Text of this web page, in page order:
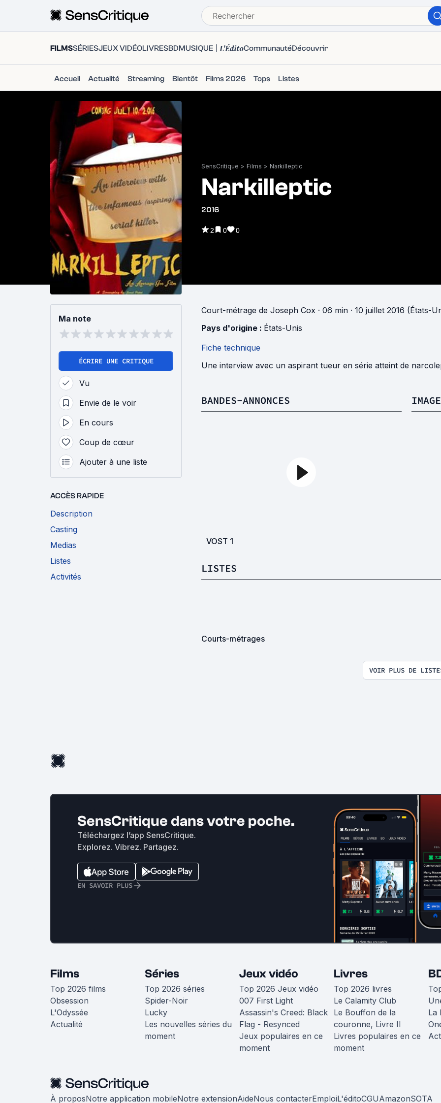
FILMSSÉRIESJEUX VIDÉOLIVRESBDMUSIQUE L'ÉditoCommunautéDécouvrir
Accueil Actualité Streaming Bientôt Films 2026 Tops Listes
SensCritique > Films > Narkilleptic
Narkilleptic
2016
2 0 0
Ma note
ÉCRIRE UNE CRITIQUE
Vu
Envie de le voir
En cours
Coup de cœur
Ajouter à une liste
ACCÈS RAPIDE
Description
Casting
Medias
Listes
Activités
Court-métrage de Joseph Cox · 06 min · 10 juillet 2016 (États-
Pays d'origine : États-Unis
Fiche technique
Une interview avec un aspirant tueur en série atteint de
BANDES-ANNONCES
VOST 1
LISTES
Courts-métrages
VOIR PLUS DE
SensCritique dans votre poche.
Téléchargez l’app SensCritique.
Explorez. Vibrez. Partagez.
EN SAVOIR PLUS
Films
Top 2026 films
Obsession
L'Odyssée
Actualité
Séries
Top 2026 séries
Spider-Noir
Lucky
Les nouvelles séries du
moment
Jeux vidéo
Top 2026 Jeux vidéo
007 First Light
Assassin's Creed: Black
Flag - Resynced
Jeux populaires en ce
moment
Livres
Top 2026 livres
Le Calamity Club
Le Bouffon de la
couronne, Livre II
Livres populaires en ce
moment
La
À proposNotre application mobileNotre extensionAideNous contacterEmploiL'éditoCGUAmazonSOTA